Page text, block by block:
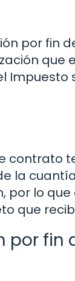
por fin
que
contrato
la
lo
que
por